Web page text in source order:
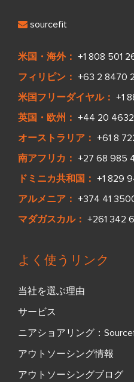
sourcefit
米国・海外： +1 808 501
フィリピン： +63 2 8470
米国フリーダイヤル： +1
英国・欧州： +44 20
オーストラリア： +61 8
南アフリカ： +27 68 985
ドミニカ共和国： +1 829
アルメニア： +374 41
マダガスカル： +261 342
よく使うリンク
当社を選ぶ理由
サービス
ニアショアリング：
アウトソーシング情報
アウトソーシングブログ